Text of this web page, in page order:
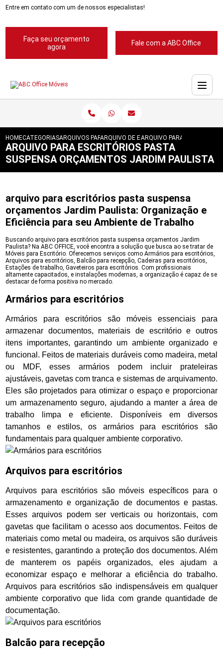
Entre em contato com um de nossos especialistas!
Faça seu orçamento
agora
Fale com a ABC Office
HOMECATEGORIASARQUIVOS PARA ESCRITORIOS
ARQUIVO DE ESCRITORIOS
ARQUIVO PARA
ARQUIVO PARA ESCRITÓRIOS PASTA
SUSPENSA ORÇAMENTOS JARDIM PAULISTA
arquivo para escritórios pasta suspensa
orçamentos Jardim Paulista: Organização e
Eficiência para seu Ambiente de Trabalho
Buscando arquivo para escritórios pasta suspensa orçamentos Jardim
Paulista? Na ABC OFFICE, você encontra a solução que busca ao se tratar de
Móveis para Escritório. Oferecemos serviços como Armários para escritórios,
Arquivos para escritórios, Balcão para recepção, Cadeiras para escritórios,
Estações de trabalho, Gaveteiros para escritórios. Com profissionais
altamente capacitados, e instalações modernas, a organização é capaz de se
destacar de forma positiva no mercado.
Armários para escritórios
Armários para escritórios são móveis essenciais para
armazenar documentos, materiais de escritório e outros
itens importantes, garantindo um ambiente organizado e
funcional. Feitos de materiais duráveis como madeira, metal
ou MDF, esses armários podem incluir prateleiras
ajustáveis, gavetas com tranca e sistemas de arquivamento.
Eles são projetados para otimizar o espaço e proporcionar
um armazenamento seguro, ajudando a manter a área de
trabalho limpa e eficiente. Disponíveis em diversos
tamanhos e estilos, os armários para escritórios são
fundamentais para qualquer ambiente corporativo.
Arquivos para escritórios
Arquivos para escritórios são móveis específicos para o
armazenamento e organização de documentos e pastas.
Esses arquivos podem ser verticais ou horizontais, com
gavetas que facilitam o acesso aos documentos. Feitos de
materiais como metal ou madeira, os arquivos são duráveis
e resistentes, garantindo a proteção dos documentos. Além
de manterem os papéis organizados, eles ajudam a
economizar espaço e melhorar a eficiência do trabalho.
Arquivos para escritórios são indispensáveis em qualquer
ambiente corporativo que lida com grande quantidade de
documentação.
Balcão para recepção